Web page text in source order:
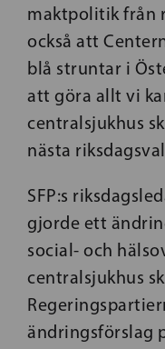
maktpolitik från
också att
blå struntar i
att göra allt vi
centralsjukhus
nästa
SFP:s
gjorde ett
social- och
centralsjukhus
ändringsförslag